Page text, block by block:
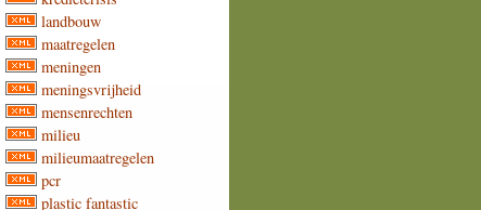
landbouw
maatregelen
meningen
meningsvrijheid
mensenrechten
milieu
milieumaatregelen
pcr
plastic fantastic